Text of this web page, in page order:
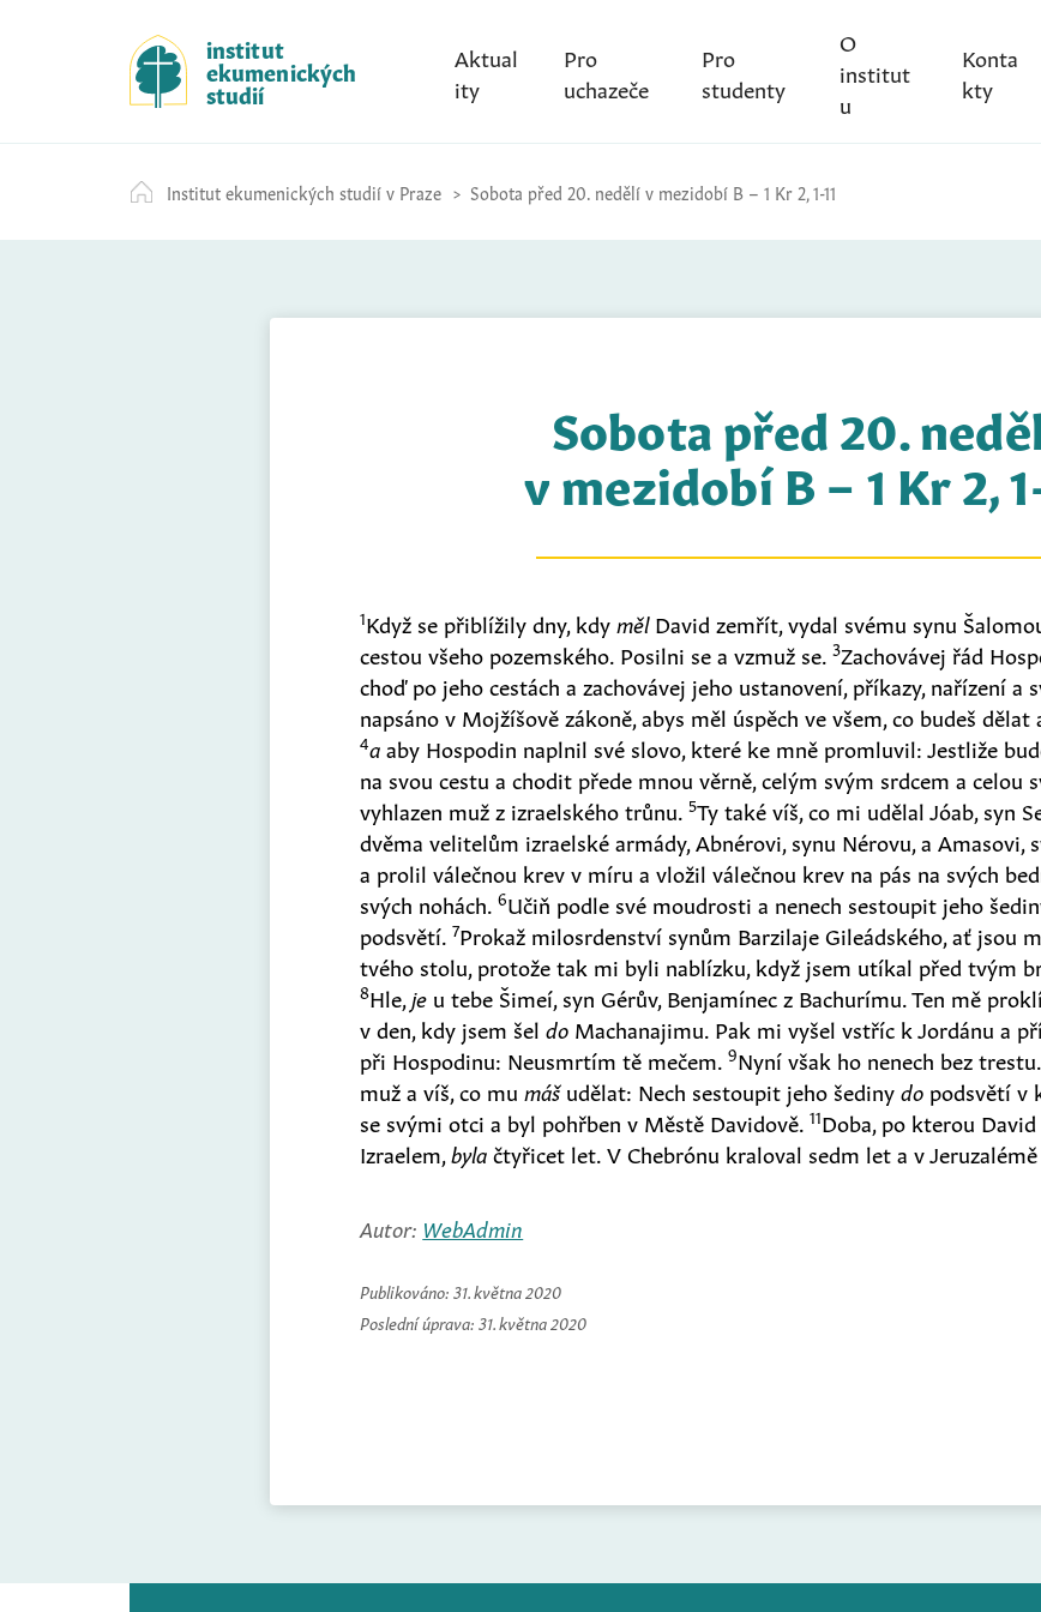
k
i
p
t
c
o
institut
ekumenických
studií
Aktual
ity
Pro
uchazeče
Pro
studenty
O
institut
u
Konta
kty
Institut ekumenických studií v Praze Sobota před 20. nedělí v mezidobí B – 1 Kr 2, 1-11
Sobota před 20.
v mezidobí B – 1 Kr 2,
1Když se přiblížily dny, kdy mělDavid zemřít, vydal svému synu
cestou všeho pozemského. Posilni se a vzmuž se.3Zachovávej řád
choď po jeho cestách a zachovávej jeho ustanovení, příkazy, nařízení a
napsáno v Mojžíšově zákoně, abys měl úspěch ve všem, co budeš
4aaby Hospodin naplnil své slovo, které ke mně promluvil: Jestliže
na svou cestu a chodit přede mnou věrně, celým svým srdcem a celou
vyhlazen muž z izraelského trůnu.5Ty také víš, co mi udělal Jóab, syn
dvěma velitelům izraelské armády, Abnérovi, synu Nérovu, a Amasovi,
a prolil válečnou krev v míru a vložil válečnou krev na pás na svých
svých nohách.6Učiň podle své moudrosti a nenech sestoupit jeho
podsvětí.7Prokaž milosrdenství synům Barzilaje Gileádského, ať jsou
tvého stolu, protože tak mi byli nablízku, když jsem utíkal před tvým
8Hle, je u tebe Šimeí, syn Gérův, Benjamínec z Bachurímu. Ten mě
v den, kdy jsem šeldo Machanajimu. Pak mi vyšel vstříc k Jordánu a
při Hospodinu: Neusmrtím tě mečem.9Nyní však ho nenech bez
muž a víš, co mu mášudělat: Nech sestoupit jeho šedinydo podsvětí v
se svými otci a byl pohřben v Městě Davidově.11Doba, po kterou
Izraelem,bylačtyřicet let. V Chebrónu kraloval sedm let a v
Autor: WebAdmin
Publikováno: 31. května 2020
Poslední úprava: 31. května 2020